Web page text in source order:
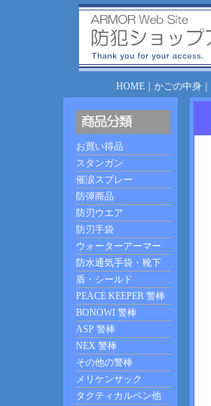
HOME｜ かごの中身｜